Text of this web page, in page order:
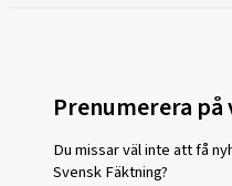
Prenumerera
Du missar väl inte att få
Svensk Fäktning?